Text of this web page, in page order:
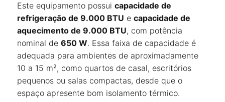
Este equipamento possui capacidade de
refrigeração de 9.000 BTU e capacidade de
aquecimento de 9.000 BTU, com potência
nominal de 650 W. Essa faixa de capacidade é
adequada para ambientes de aproximadamente
10 a 15 m², como quartos de casal, escritórios
pequenos ou salas compactas, desde que o
espaço apresente bom isolamento térmico.